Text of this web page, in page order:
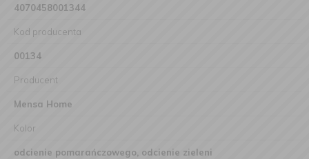
4070458001344
Kod producenta
00134
Producent
Mensa Home
Kolor
odcienie pomarańczowego, odcienie zieleni